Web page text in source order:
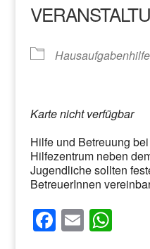
Hausaufgabenhilfe
Karte nicht verfügbar
Hilfe und Betreuung
Hilfezentrum neben
Jugendliche sollten
BetreuerInnen
F E W